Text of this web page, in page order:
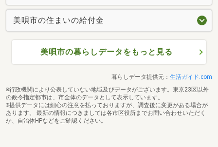
美唄市の住まいの給付金
美唄市の暮らしデータをもっと見る
暮らしデータ提供元： 生活ガイド.com
※行政機関により公表していない地域及びデータがございます。東京23区以外
の政令指定都市は、市全体のデータとして表示しています。
※提供データには細心の注意を払っておりますが、調査後に変更がある場合が
あります。 最新の情報につきましては各市区役所までお問い合わせいただく
か、自治体HPなどをご確認ください。